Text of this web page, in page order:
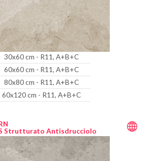
30x60 cm - R11, A+B+C
60x60 cm - R11, A+B+C
80x80 cm - R11, A+B+C
60x120 cm - R11, A+B+C
Strutturato Antisdrucciolo